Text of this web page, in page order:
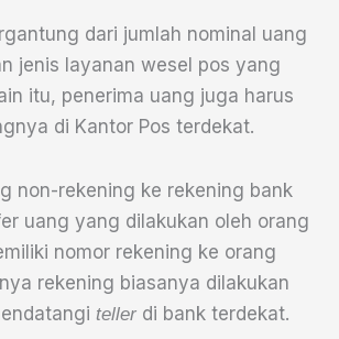
dari jumlah nominal uang
jenis layanan wesel pos yang
itu, penerima uang juga harus
di Kantor Pos terdekat.
non-rekening ke rekening bank
uang yang dilakukan oleh orang
nomor rekening ke orang
rekening biasanya dilakukan
teller di bank terdekat.